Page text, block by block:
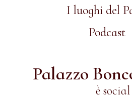
I luoghi del
Podcast
Palazzo
è social